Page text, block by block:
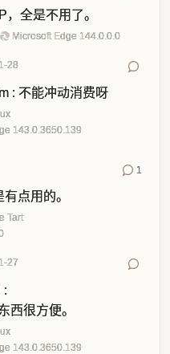
全是不用了。
Microsoft Edge 144.0.0.0
28
: 不能冲动消费呀
143.0.3650.139
1
点用的。
Tart
27
:
西很方便。
143.0.3650.139